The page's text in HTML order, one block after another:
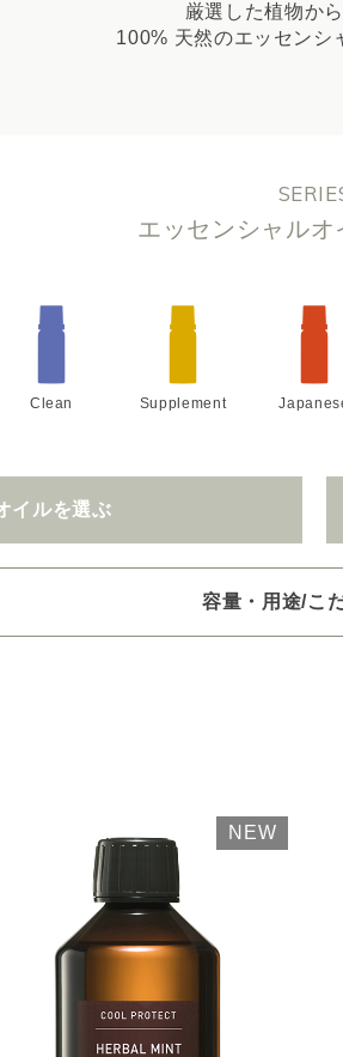
厳選した植物か
100% 天然のエッセンシ
エッセンシャル
Clean Supplement
イルを選ぶ
容量・用途/こ
の項目ごとに選択肢からひとつずつ選択
ピエゾ専用オイ
つお選びください
リフレッシュ 空気清浄･消臭
つお選びください
NEW